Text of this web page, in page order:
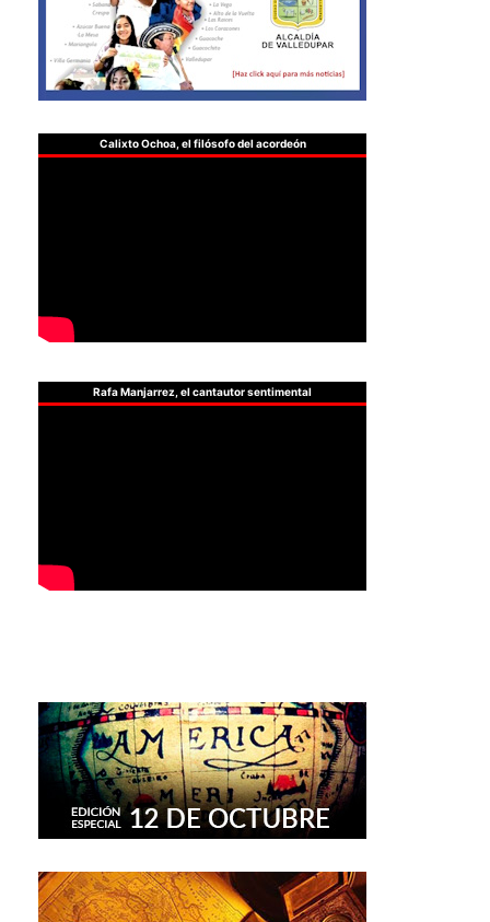
Calixto Ochoa, el filósofo del acordeón
Rafa Manjarrez, el cantautor sentimental